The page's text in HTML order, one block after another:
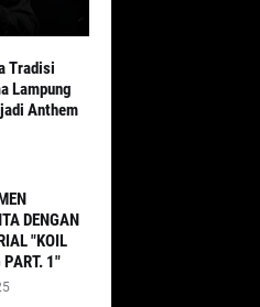
Tradisi
Lampung
Anthem
DENGAN
"KOIL
PART. 1"